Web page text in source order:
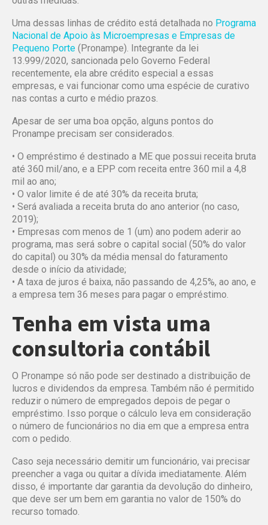
Uma dessas linhas de crédito está detalhada no Programa
Nacional de Apoio às Microempresas e Empresas de
Pequeno Porte (Pronampe). Integrante da lei
13.999/2020, sancionada pelo Governo Federal
recentemente, ela abre crédito especial a essas
empresas, e vai funcionar como uma espécie de curativo
nas contas a curto e médio prazos.
Apesar de ser uma boa opção, alguns pontos do
Pronampe precisam ser considerados.
• O empréstimo é destinado a ME que possui receita bruta
até 360 mil/ano, e a EPP com receita entre 360 mil a 4,8
mil ao ano;
• O valor limite é de até 30% da receita bruta;
• Será avaliada a receita bruta do ano anterior (no caso,
2019);
• Empresas com menos de 1 (um) ano podem aderir ao
programa, mas será sobre o capital social (50% do valor
do capital) ou 30% da média mensal do faturamento
desde o início da atividade;
• A taxa de juros é baixa, não passando de 4,25%, ao ano, e
a empresa tem 36 meses para pagar o empréstimo.
Tenha em vista uma
consultoria contábil
O Pronampe só não pode ser destinado a distribuição de
lucros e dividendos da empresa. Também não é permitido
reduzir o número de empregados depois de pegar o
empréstimo. Isso porque o cálculo leva em consideração
o número de funcionários no dia em que a empresa entra
com o pedido.
Caso seja necessário demitir um funcionário, vai precisar
preencher a vaga ou quitar a dívida imediatamente. Além
disso, é importante dar garantia da devolução do dinheiro,
que deve ser um bem em garantia no valor de 150% do
recurso tomado.